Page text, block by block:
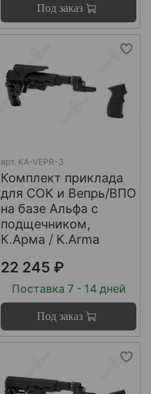
Под заказ
арт. KA-VEPR-3
Комплект приклада
для СОК и Вепрь/ВПО
на базе Альфа с
подщечником,
К.Арма / K.Arma
22 245 ₽
Поставка 7 - 14 дней
Под заказ